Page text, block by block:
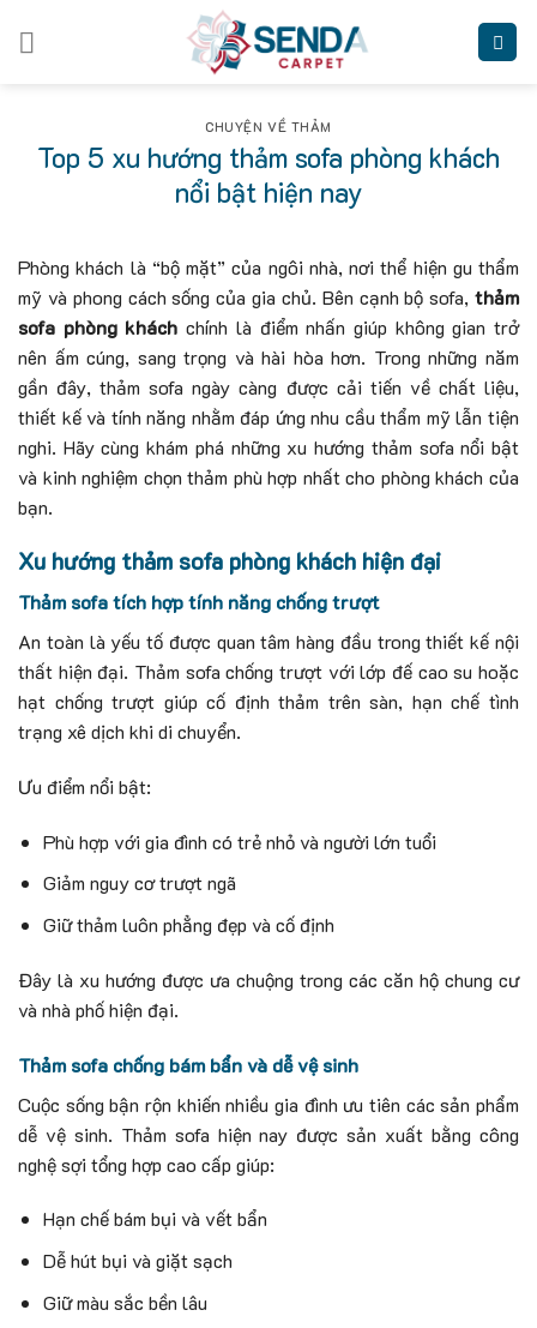
CHUYỆN VỀ THẢM
Top 5 xu hướng thảm sofa phòng khách
nổi bật hiện nay
Phòng khách là “bộ mặt” của ngôi nhà, nơi thể hiện gu thẩm
mỹ và phong cách sống của gia chủ. Bên cạnh bộ sofa, thảm
sofa phòng khách chính là điểm nhấn giúp không gian trở
nên ấm cúng, sang trọng và hài hòa hơn. Trong những năm
gần đây, thảm sofa ngày càng được cải tiến về chất liệu,
thiết kế và tính năng nhằm đáp ứng nhu cầu thẩm mỹ lẫn tiện
nghi. Hãy cùng khám phá những xu hướng thảm sofa nổi bật
và kinh nghiệm chọn thảm phù hợp nhất cho phòng khách của
bạn.
Xu hướng thảm sofa phòng khách hiện đại
Thảm sofa tích hợp tính năng chống trượt
An toàn là yếu tố được quan tâm hàng đầu trong thiết kế nội
thất hiện đại. Thảm sofa chống trượt với lớp đế cao su hoặc
hạt chống trượt giúp cố định thảm trên sàn, hạn chế tình
trạng xê dịch khi di chuyển.
Ưu điểm nổi bật:
Phù hợp với gia đình có trẻ nhỏ và người lớn tuổi
Giảm nguy cơ trượt ngã
Giữ thảm luôn phẳng đẹp và cố định
Đây là xu hướng được ưa chuộng trong các căn hộ chung cư
và nhà phố hiện đại.
Thảm sofa chống bám bẩn và dễ vệ sinh
Cuộc sống bận rộn khiến nhiều gia đình ưu tiên các sản phẩm
dễ vệ sinh. Thảm sofa hiện nay được sản xuất bằng công
nghệ sợi tổng hợp cao cấp giúp:
Hạn chế bám bụi và vết bẩn
Dễ hút bụi và giặt sạch
Giữ màu sắc bền lâu